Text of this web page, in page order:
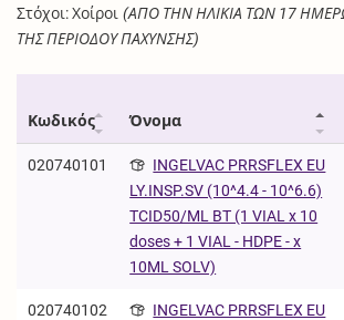
Στόχοι: Χοίροι (ΑΠΟ ΤΗΝ ΗΛΙΚΙΑ ΤΩΝ 17
ΤΗΣ ΠΕΡΙΟΔΟΥ ΠΑΧΥΝΣΗΣ)
Κωδικός Όνομα
020740101
INGELVAC PRRSFLEX EU
LY.INSP.SV (10^4.4 - 10^6.6)
TCID50/ML BT (1 VIAL x 10
doses + 1 VIAL - HDPE - x
10ML SOLV)
020740102
INGELVAC PRRSFLEX EU